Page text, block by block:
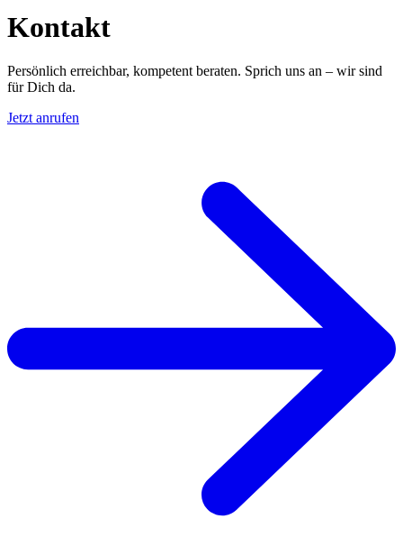
Kontakt
Persönlich erreichbar, kompetent beraten. Sprich uns an – wir sind
für Dich da.
Jetzt anrufen